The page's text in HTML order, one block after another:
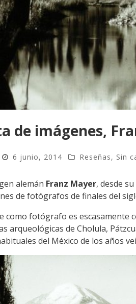
de imágenes,
6 junio, 2014 Reseñas, Sin
alemán Franz Mayer, desde
de fotógrafos de finales del
como fotógrafo es escasamente
arqueológicas de Cholula,
del México de los años